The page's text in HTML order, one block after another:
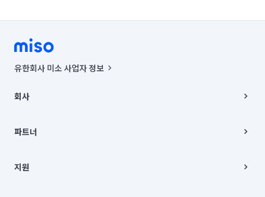
유한회사 미소 사업자 정보
00019 |
주소 | 본사: 서울특별시 종로구 율곡로 6(중학동, 트윈트리빌딩) B동 5층
컨택센터 : 서울특별시 종로구 수송동 율곡로 24, 7층, 8층 미소
상품, 상품정보, 거래에 관한 의무와 책임은 거래당사자에게 있습니다.
언론 보도 관련 문의:
회사
채용
파트너
이사
지원